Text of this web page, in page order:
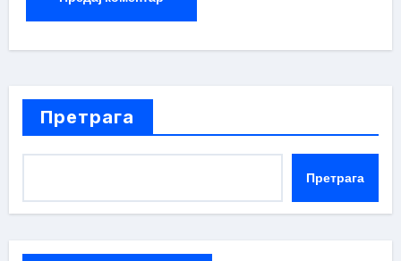
Претрага
Претрага